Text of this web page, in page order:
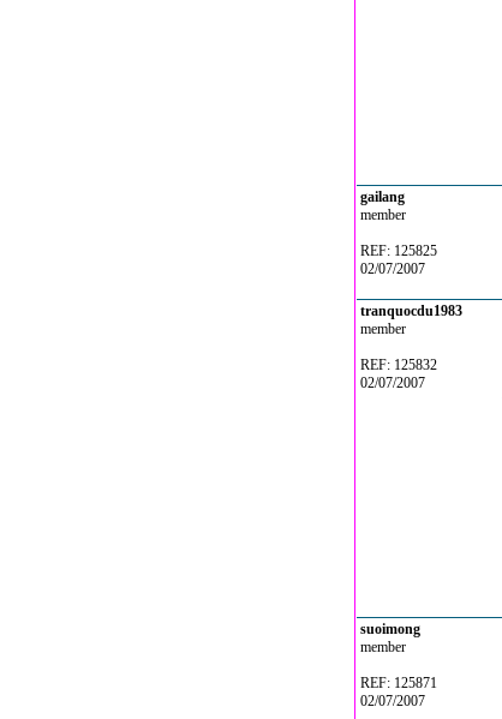
gailang
member
REF: 125825
02/07/2007
tranquocdu1983
member
REF: 125832
02/07/2007
suoimong
member
REF: 125871
02/07/2007